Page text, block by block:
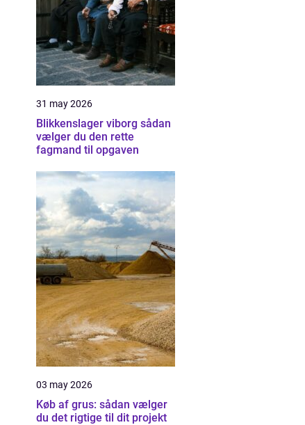
31 may 2026
Blikkenslager viborg sådan
vælger du den rette
fagmand til opgaven
03 may 2026
Køb af grus: sådan vælger
du det rigtige til dit projekt